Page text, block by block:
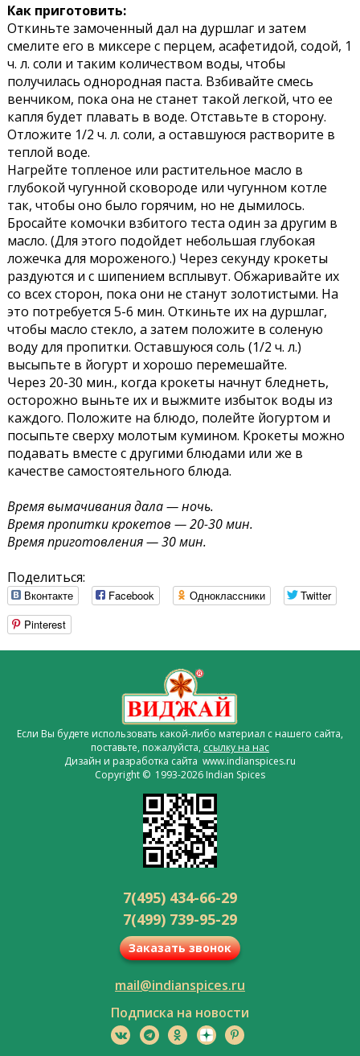
Как приготовить:
Откиньте замоченный дал на дуршлаг и затем
смелите его в миксере с перцем, асафетидой, содой, 1
ч. л. соли и таким количеством воды, чтобы
получилась однородная паста. Взбивайте смесь
венчиком, пока она не станет такой легкой, что ее
капля будет плавать в воде. Отставьте в сторону.
Отложите 1/2 ч. л. соли, а оставшуюся растворите в
теплой воде.
Нагрейте топленое или растительное масло в
глубокой чугунной сковороде или чугунном котле
так, чтобы оно было горячим, но не дымилось.
Бросайте комочки взбитого теста один за другим в
масло. (Для этого подойдет небольшая глубокая
ложечка для мороженого.) Через секунду крокеты
раздуются и с шипением всплывут. Обжаривайте их
со всех сторон, пока они не станут золотистыми. На
это потребуется 5-6 мин. Откиньте их на дуршлаг,
чтобы масло стекло, а затем положите в соленую
воду для пропитки. Оставшуюся соль (1/2 ч. л.)
высыпьте в йогурт и хорошо перемешайте.
Через 20-30 мин., когда крокеты начнут бледнеть,
осторожно выньте их и выжмите избыток воды из
каждого. Положите на блюдо, полейте йогуртом и
посыпьте сверху молотым кумином. Крокеты можно
подавать вместе с другими блюдами или же в
качестве самостоятельного блюда.
Время вымачивания дала — ночь.
Время пропитки крокетов — 20-30 мин.
Время приготовления — 30 мин.
Поделиться:
Вконтакте Facebook Одноклассники
Twitter
Pinterest
Если Вы будете использовать какой-либо материал с нашего сайта,
поставьте, пожалуйста, ссылку на нас
Дизайн и разработка сайта www.indianspices.ru
Copyright © 1993-2026 Indian Spices
7(495) 434-66-29
7(499) 739-95-29
Заказать звонок
mail@indianspices.ru
Подписка на новости